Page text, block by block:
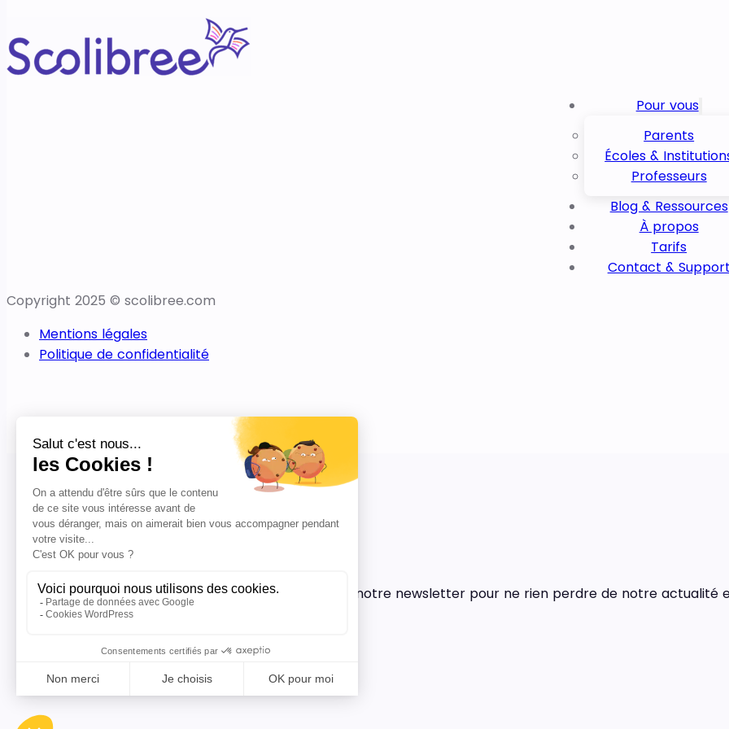
Pour vous
Parents
Écoles &
Professeurs
Blog & Ressources
À propos
Tarifs
Contact &
Copyright 2025 © scolibree.com
Mentions légales
Politique de confidentialité
Abonnez-vous à notre newsletter pour ne rien perdre de notre actualité